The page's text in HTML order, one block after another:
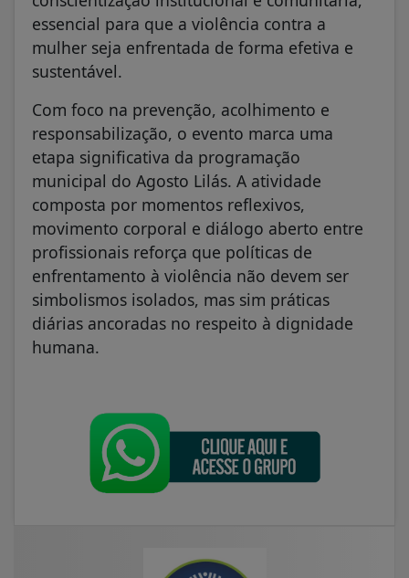
essencial para que a violência contra a
mulher seja enfrentada de forma efetiva e
sustentável.
Com foco na prevenção, acolhimento e
responsabilização, o evento marca uma
etapa significativa da programação
municipal do Agosto Lilás. A atividade
composta por momentos reflexivos,
movimento corporal e diálogo aberto entre
profissionais reforça que políticas de
enfrentamento à violência não devem ser
simbolismos isolados, mas sim práticas
diárias ancoradas no respeito à dignidade
humana.